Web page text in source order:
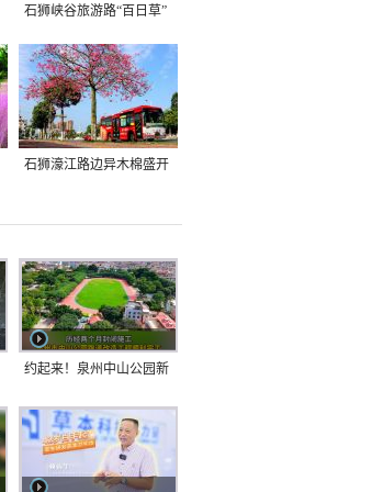
石狮峡谷旅游路“百日草”
争相斗艳
石狮濠江路边异木棉盛开
约起来！泉州中山公园新